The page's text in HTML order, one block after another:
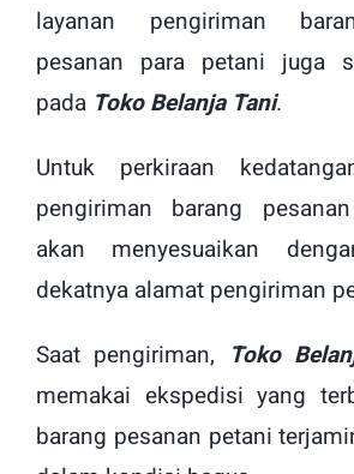
layanan pengiriman
pesanan para petani juga
pada Toko Belanja Tani.
Untuk perkiraan
pengiriman barang
akan menyesuaikan
dekatnya alamat pengiriman
Saat pengiriman, Toko
memakai ekspedisi yang
barang pesanan petani